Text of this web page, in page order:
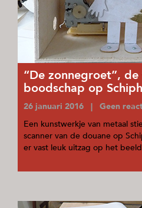
“De zonnegroet”,
boodschap op
26 januari 2016 | Geen
Een kunstwerkje van metaal
scanner van de douane op
er vast leuk uitzag op het